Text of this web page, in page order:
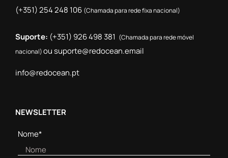
(+351) 254 248 106 (Chamada para rede fixa nacional)
Suporte: (+351) 926 498 381 (Chamada para rede móvel
nacional)ousuporte@redocean.email
info@redocean.pt
NEWSLETTER
Nome*